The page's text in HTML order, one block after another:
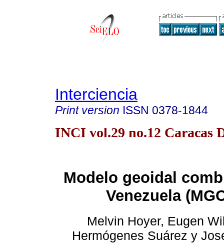
Interciencia
Print version ISSN 0378-1844
INCI vol.29 no.12 Caracas
Modelo geoidal
Venezuela
Melvin Hoyer, Eugen
Hermógenes Suárez y